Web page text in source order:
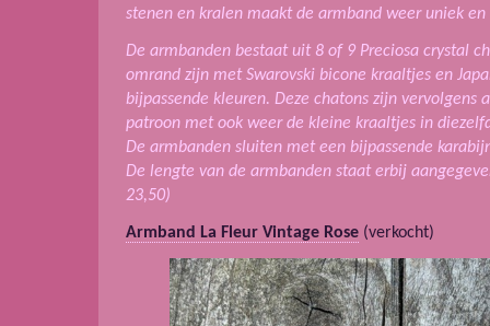
stenen en kralen maakt de armband weer uniek en
De armbanden bestaat uit 8 of 9 Preciosa crystal
omrand zijn met Swarovski bicone kraaltjes en
bijpassende kleuren. Deze chatons zijn vervolgens
patroon met ook weer de kleine kraaltjes in
De armbanden sluiten met een bijpassende
De lengte van de armbanden staat erbij
23,50)
Armband La Fleur Vintage Rose (verkocht)